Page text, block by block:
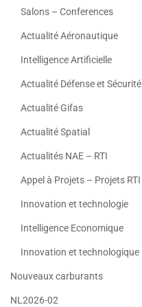
Salons – Conferences
Actualité Aéronautique
Intelligence Artificielle
Actualité Défense et Sécurité
Actualité Gifas
Actualité Spatial
Actualités NAE – RTI
Appel à Projets – Projets RTI
Innovation et technologie
Intelligence Economique
Innovation et technologique
Nouveaux carburants
NL2026-02